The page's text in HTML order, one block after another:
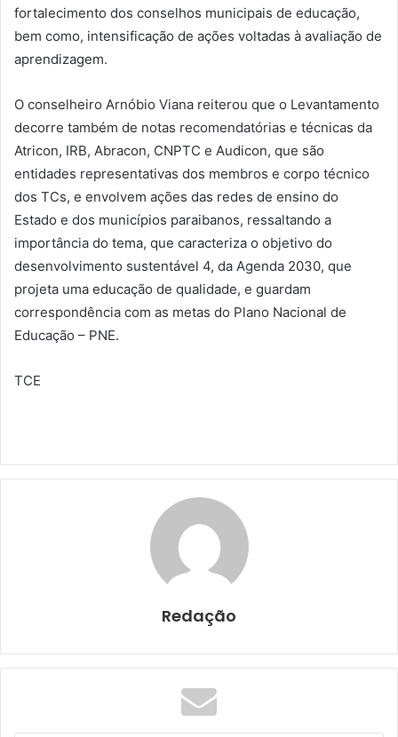
fortalecimento dos conselhos municipais de educação,
bem como, intensificação de ações voltadas à avaliação de
aprendizagem.
O conselheiro Arnóbio Viana reiterou que o Levantamento
decorre também de notas recomendatórias e técnicas da
Atricon, IRB, Abracon, CNPTC e Audicon, que são
entidades representativas dos membros e corpo técnico
dos TCs, e envolvem ações das redes de ensino do
Estado e dos municípios paraibanos, ressaltando a
importância do tema, que caracteriza o objetivo do
desenvolvimento sustentável 4, da Agenda 2030, que
projeta uma educação de qualidade, e guardam
correspondência com as metas do Plano Nacional de
Educação – PNE.
TCE
Redação